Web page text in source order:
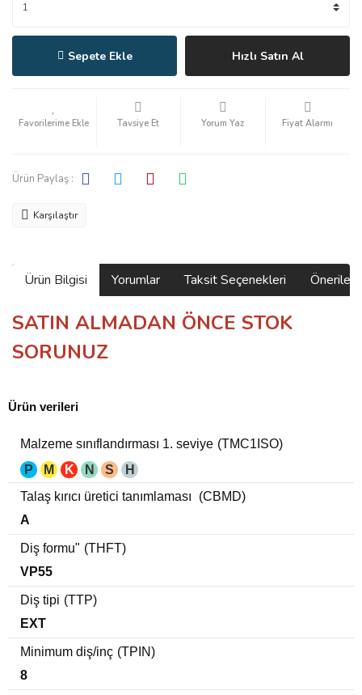
Sepete Ekle Hızlı Satın Al
Tavsiye Et Yorum Yaz Fiyat Alarmı
Ürün Paylaş :
Karşılaştır
Ürün Bilgisi Yorumlar Taksit Seçenekleri
SATIN ALMADAN ÖNCE STOK
SORUNUZ
Ürün verileri
Malzeme sınıflandırması 1. seviye (TMC1ISO)
P
M K N S
H
Talaş kırıcı üretici tanımlaması
(CBMD)
A
Diş formu" (THFT)
VP55
Diş tipi (TTP)
EXT
Minimum diş/inç (TPIN)
8